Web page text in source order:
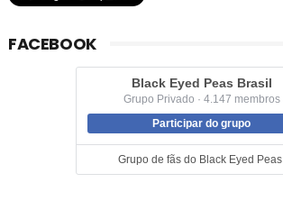
FACEBOOK
Black Eyed Peas Brasil
Grupo Privado · 4.147 membros
Participar do grupo
Grupo de fãs do Black Eyed Peas.